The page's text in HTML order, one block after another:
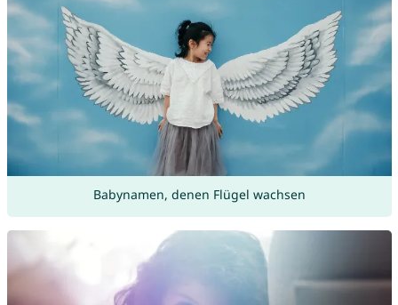
Babynamen, denen Flügel wachsen